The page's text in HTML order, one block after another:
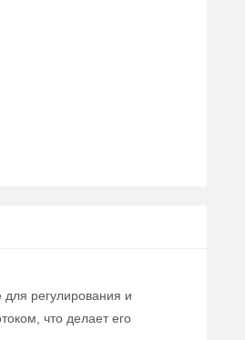
регулирования и
что делает его